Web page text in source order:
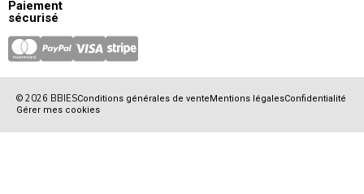
Paiement
sécurisé
© 2026 BBIESConditions générales de venteMentions légalesConfidentialité
Gérer mes cookies